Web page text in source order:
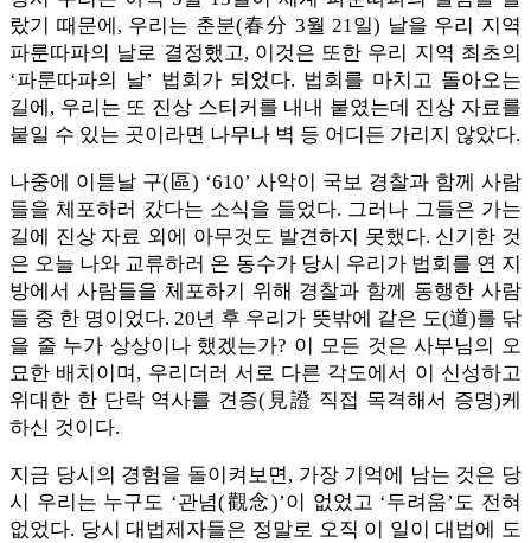
랐기 때문에, 우리는 춘분(春分 3월 21일) 날을 우리 지역
파룬따파의 날로 결정했고, 이것은 또한 우리 지역 최초의
‘파룬따파의 날’ 법회가 되었다. 법회를 마치고 돌아오는
길에, 우리는 또 진상 스티커를 내내 붙였는데 진상 자료를
붙일 수 있는 곳이라면 나무나 벽 등 어디든 가리지 않았다.
나중에 이튿날 구(區) ‘610’ 사악이 국보 경찰과 함께 사람
들을 체포하러 갔다는 소식을 들었다. 그러나 그들은 가는
길에 진상 자료 외에 아무것도 발견하지 못했다. 신기한 것
은 오늘 나와 교류하러 온 동수가 당시 우리가 법회를 연 지
방에서 사람들을 체포하기 위해 경찰과 함께 동행한 사람
들 중 한 명이었다. 20년 후 우리가 뜻밖에 같은 도(道)를 닦
을 줄 누가 상상이나 했겠는가? 이 모든 것은 사부님의 오
묘한 배치이며, 우리더러 서로 다른 각도에서 이 신성하고
위대한 한 단락 역사를 견증(見證 직접 목격해서 증명)케
하신 것이다.
지금 당시의 경험을 돌이켜보면, 가장 기억에 남는 것은 당
시 우리는 누구도 ‘관념(觀念)’이 없었고 ‘두려움’도 전혀
없었다. 당시 대법제자들은 정말로 오직 이 일이 대법에 도